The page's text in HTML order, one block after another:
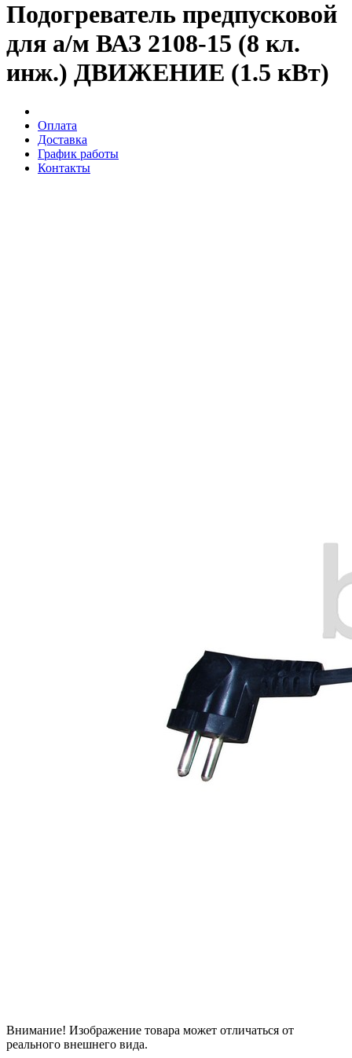
Подогреватель предпусковой
для а/м ВАЗ 2108-15 (8 кл.
инж.) ДВИЖЕНИЕ (1.5 кВт)
Оплата
Доставка
График работы
Контакты
Внимание! Изображение товара может отличаться от
реального внешнего вида.